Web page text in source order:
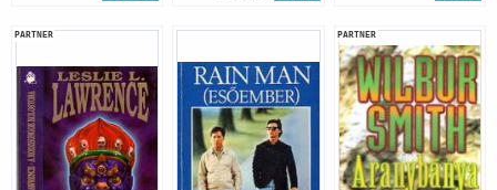
PARTNER PARTNER